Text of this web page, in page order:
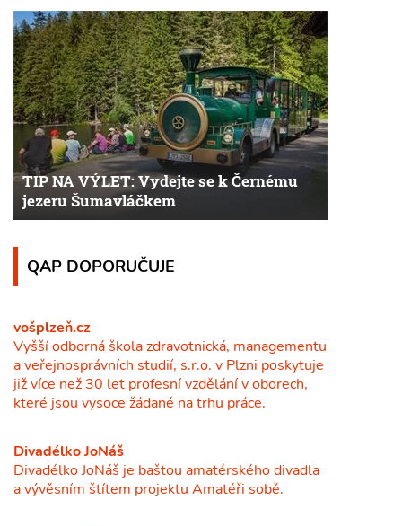
TIP NA VÝLET: Vydejte se k Černému
jezeru Šumavláčkem
QAP DOPORUČUJE
vošplzeň.cz
Vyšší odborná škola zdravotnická, managementu
a veřejnosprávních studií, s.r.o. v Plzni poskytuje
již více než 30 let profesní vzdělání v oborech,
které jsou vysoce žádané na trhu práce.
Divadélko JoNáš
Divadélko JoNáš je baštou amatérského divadla
a vývěsním štítem projektu Amatéři sobě.